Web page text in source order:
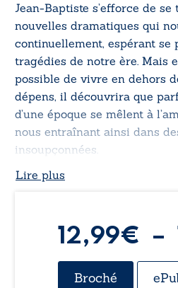
Jean-Baptiste s’efforce de se
nouvelles dramatiques qui
continuellement, espérant se
tragédies de notre ère. Mais
possible de vivre en dehors
dépens, il découvrira que
d’une époque se mêlent à
nous entraînant ainsi dans
insoupçonnées.
Lire plus
12,99€ –
Broché